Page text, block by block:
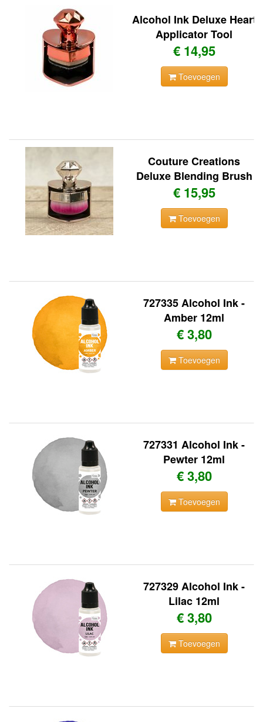
Alcohol Ink Deluxe Heart
Applicator Tool
€ 14,95
Toevoegen
Couture Creations
Deluxe Blending Brush
€ 15,95
Toevoegen
727335 Alcohol Ink -
Amber 12ml
€ 3,80
Toevoegen
727331 Alcohol Ink -
Pewter 12ml
€ 3,80
Toevoegen
727329 Alcohol Ink -
Lilac 12ml
€ 3,80
Toevoegen